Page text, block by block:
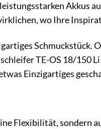
Akkus
wo Ihre
Schmuckstück.
TE-OS 18/150
Einzigartiges
Flexibilität, sondern